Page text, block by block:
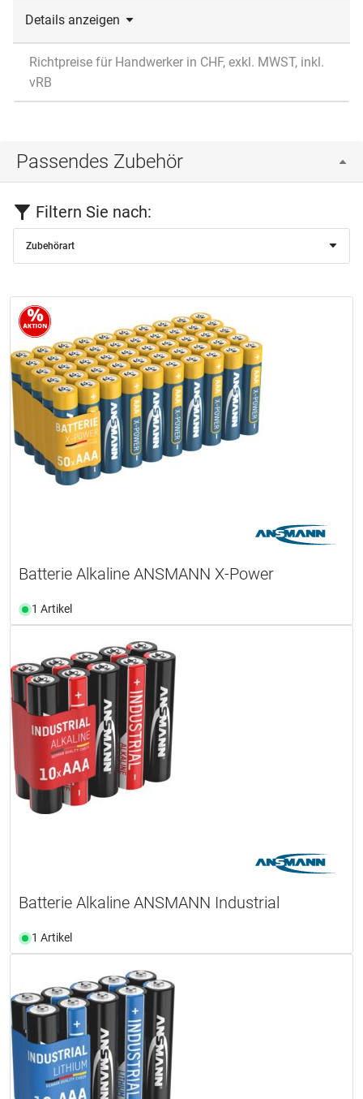
Details anzeigen
Richtpreise für Handwerker in CHF, exkl. MWST, inkl.
vRB
Passendes Zubehör
Filtern Sie nach:
Zubehörart
Batterie Alkaline ANSMANN X-Power
1 Artikel
Batterie Alkaline ANSMANN Industrial
1 Artikel